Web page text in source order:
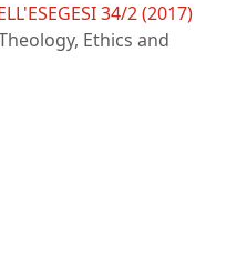
34/2 (2017)
Ethics and